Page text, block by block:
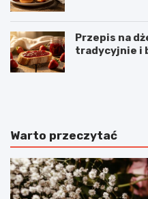
Przepis na
tradycyjnie i
B
z
k
i
m
l
O
z
p
o
m
i
Warto przeczytać